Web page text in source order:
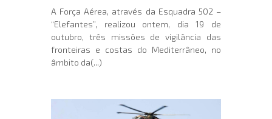
A Força Aérea, através da Esquadra 502 –
“Elefantes”, realizou ontem, dia 19 de
outubro, três missões de vigilância das
fronteiras e costas do Mediterrâneo, no
âmbito da(...)